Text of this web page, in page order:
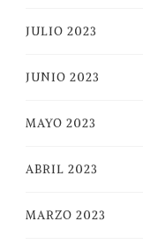
JULIO 2023
JUNIO 2023
MAYO 2023
ABRIL 2023
MARZO 2023